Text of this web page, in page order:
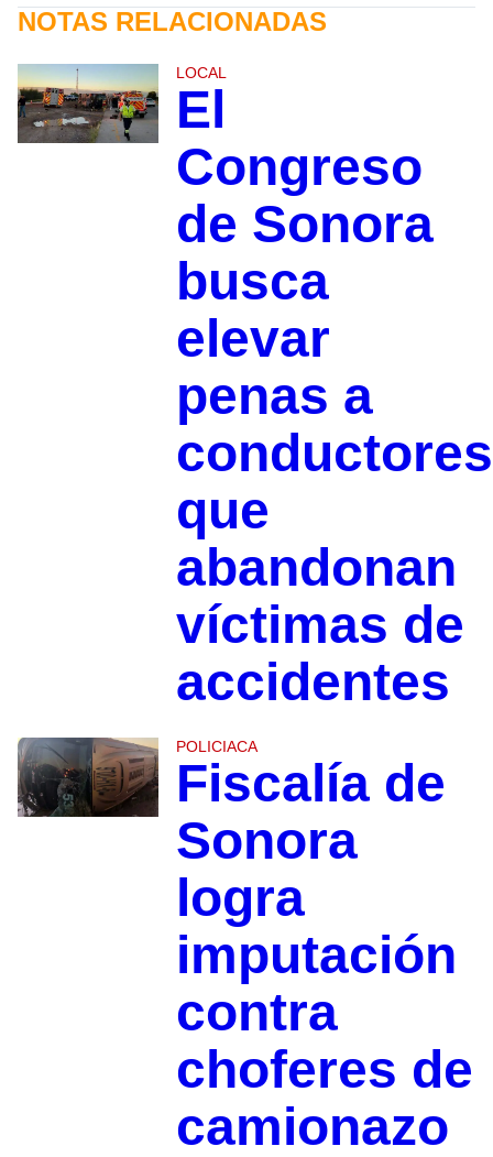
NOTAS RELACIONADAS
LOCAL
El
Congreso
de Sonora
busca
elevar
penas a
conductores
que
abandonan
víctimas de
accidentes
POLICIACA
Fiscalía de
Sonora
logra
imputación
contra
choferes de
camionazo